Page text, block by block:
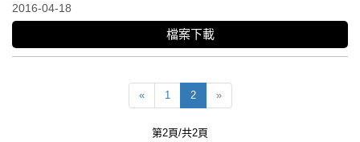
2016-04-18
檔案下載
« 1 2 »
第2頁/共2頁